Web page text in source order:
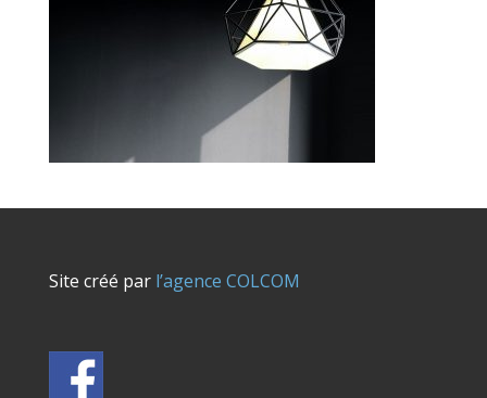
Site créé parl’agence COLCOM